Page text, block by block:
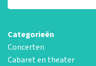
Categorieën
Concerten
Cabaret en theater